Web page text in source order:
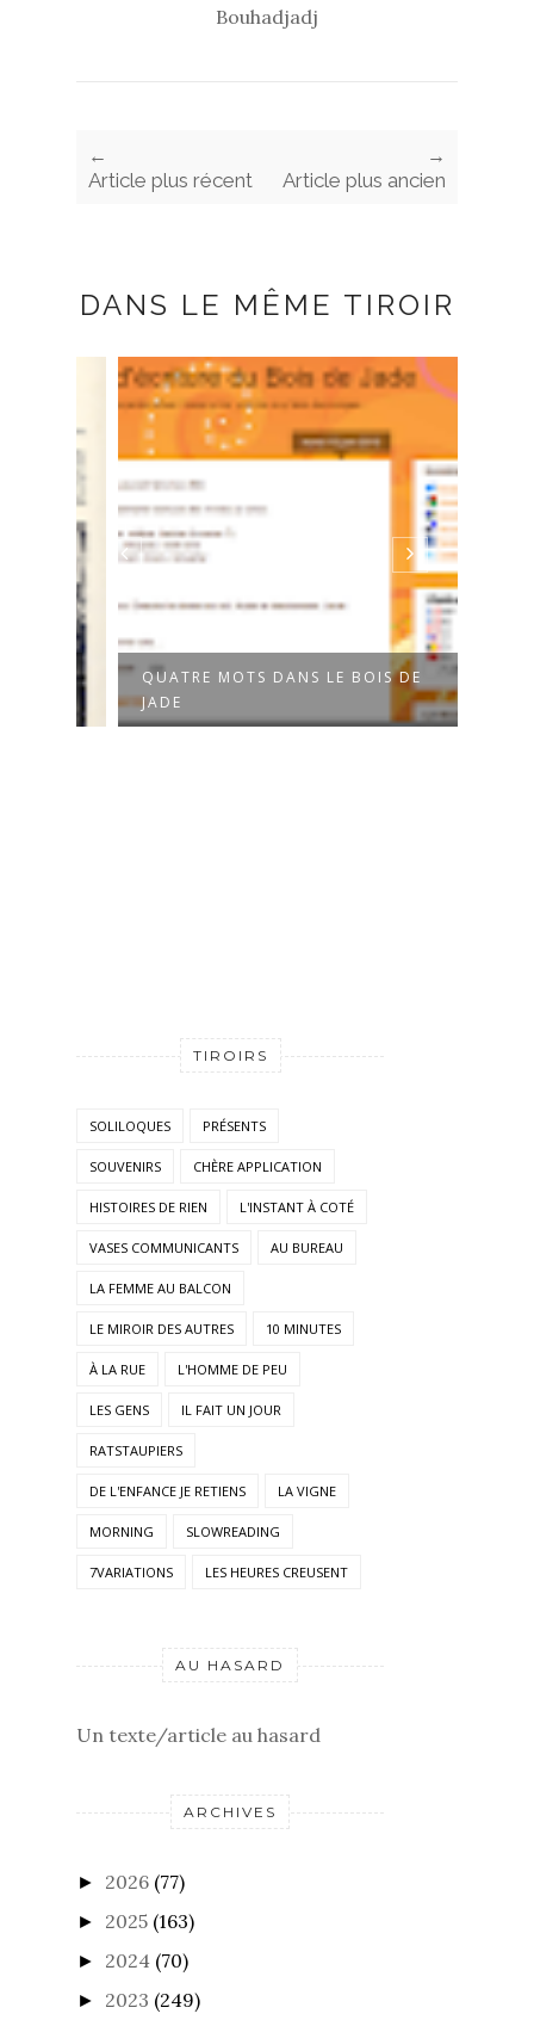
Bouhadjadj
←
Article plus récent
→
Article plus ancien
DANS LE MÊME TIROIR
QUATRE MOTS DANS LE BOIS DE
JADE
TIROIRS
SOLILOQUES PRÉSENTS
SOUVENIRS CHÈRE APPLICATION
HISTOIRES DE RIEN L'INSTANT À COTÉ
VASES COMMUNICANTS AU BUREAU
LA FEMME AU BALCON
LE MIROIR DES AUTRES 10 MINUTES
À LA RUE L'HOMME DE PEU
LES GENS IL FAIT UN JOUR
RATSTAUPIERS
DE L'ENFANCE JE RETIENS LA VIGNE
MORNING SLOWREADING
7VARIATIONS LES HEURES CREUSENT
AU HASARD
Un texte/article au hasard
ARCHIVES
► 2026 (77)
► 2025 (163)
► 2024 (70)
► 2023 (249)